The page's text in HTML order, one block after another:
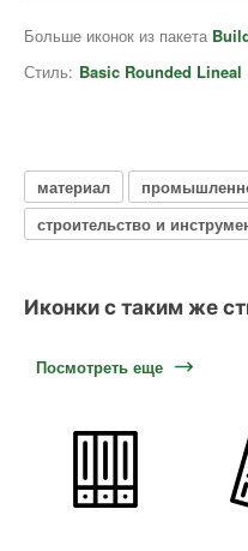
Больше иконок из пакета
Стиль: Basic Rounded Lineal
материал
строительство и
Иконки с таким же
Посмотреть еще